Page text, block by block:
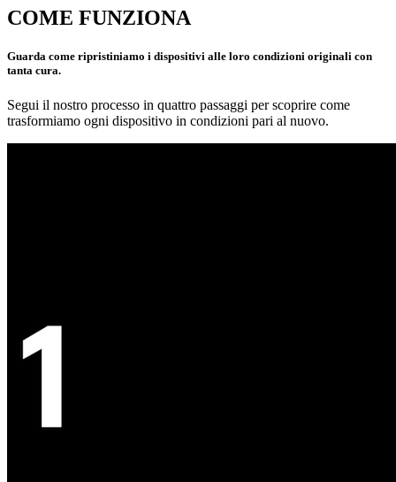
COME FUNZIONA
Guarda come ripristiniamo i dispositivi alle loro condizioni originali con
tanta cura.
Segui il nostro processo in quattro passaggi per scoprire come
trasformiamo ogni dispositivo in condizioni pari al nuovo.